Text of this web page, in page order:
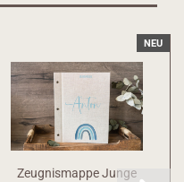
NEU
Zeugnismappe Junge